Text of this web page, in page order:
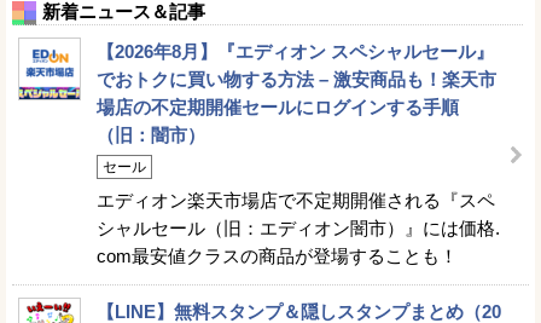
新着ニュース＆記事
【2026年8月】『エディオン スペシャルセール』
でおトクに買い物する方法 – 激安商品も！楽天市
場店の不定期開催セールにログインする手順
（旧：闇市）
セール
エディオン楽天市場店で不定期開催される『スペ
シャルセール（旧：エディオン闇市）』には価格.
com最安値クラスの商品が登場することも！
【LINE】無料スタンプ＆隠しスタンプまとめ（20